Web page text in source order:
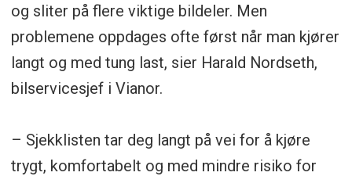
og sliter på flere viktige bildeler. Men
problemene oppdages ofte først når man kjører
langt og med tung last, sier Harald Nordseth,
bilservicesjef i Vianor.
– Sjekklisten tar deg langt på vei for å kjøre
trygt, komfortabelt og med mindre risiko for